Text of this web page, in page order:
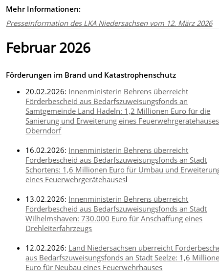
Mehr Informationen:
Presseinformation des LKA Niedersachsen vom 12. März 2026
Februar 2026
Förderungen im Brand und Katastrophenschutz
20.02.2026: Innenministerin Behrens überreicht
Förderbescheid aus Bedarfszuweisungsfonds an
Samtgemeinde Land Hadeln: 1,2 Millionen Euro für die
Sanierung und Erweiterung eines
Oberndorf
16.02.2026: Innenministerin Behrens überreicht
Förderbescheid aus Bedarfszuweisungsfonds an Stadt
Schortens: 1,6 Millionen Euro für Umbau und
eines Feuerwehrgerätehausesl
13.02.2026: Innenministerin Behrens überreicht
Förderbescheid aus Bedarfszuweisungsfonds an Stadt
Wilhelmshaven: 730.000 Euro für Anschaffung eines
Drehleiterfahrzeugs
12.02.2026: Land Niedersachsen überreicht
aus Bedarfszuweisungsfonds an Stadt Seelze: 1,6
Euro für Neubau eines Feuerwehrhauses